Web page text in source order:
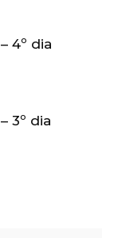
4º dia
3º dia